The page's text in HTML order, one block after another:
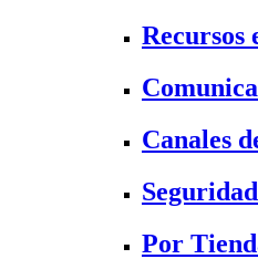
Recursos
Canales
Por